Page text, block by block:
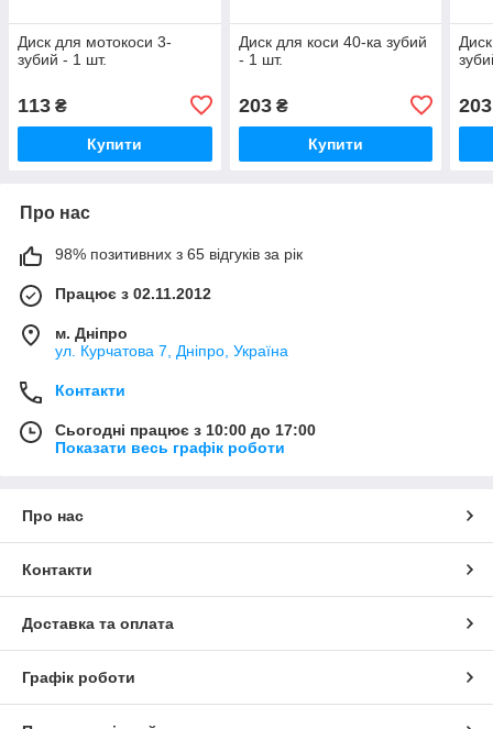
Диск для мотокоси 3-
зубий - 1 шт.
113 ₴
Купити
Диск для коси 40-ка зубий
- 1 шт.
203₴
Купити
203
Про нас
98% позитивних з 65 відгуків за рік
Працює з 02.11.2012
м. Дніпро
ул. Курчатова 7, Дніпро, Україна
Контакти
Сьогодні працює з 10:00 до 17:00
Показати весь графік роботи
Про нас
Контакти
Доставка та оплата
Графік роботи